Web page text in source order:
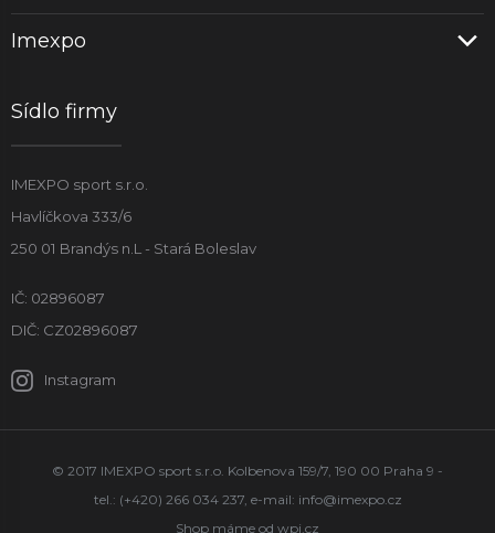
Imexpo
Sídlo firmy
IMEXPO sport s.r.o.
Havlíčkova 333/6
250 01 Brandýs n.L - Stará Boleslav
IČ: 02896087
DIČ: CZ02896087
Instagram
© 2017 IMEXPO sport s.r.o. Kolbenova 159/7, 190 00 Praha 9 -
tel.: (+420) 266 034 237, e-mail: info@imexpo.cz
Shop máme od wpj.cz